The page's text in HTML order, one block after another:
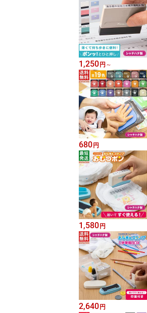
1,250円 ～
680円
1,580円
2,640円